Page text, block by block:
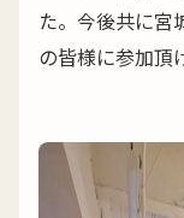
た。今後共に宮
の皆様に参加頂